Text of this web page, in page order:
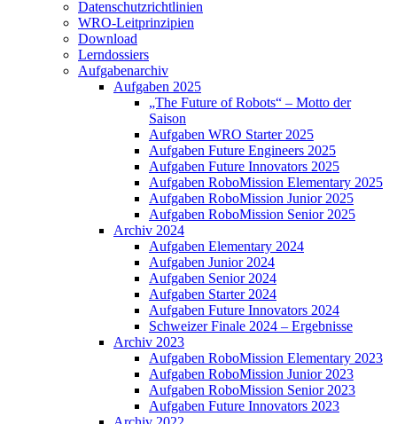
Datenschutzrichtlinien
WRO-Leitprinzipien
Download
Lerndossiers
Aufgabenarchiv
Aufgaben 2025
„The Future of Robots“ – Motto der
Saison
Aufgaben WRO Starter 2025
Aufgaben Future Engineers 2025
Aufgaben Future Innovators 2025
Aufgaben RoboMission Elementary 2025
Aufgaben RoboMission Junior 2025
Aufgaben RoboMission Senior 2025
Archiv 2024
Aufgaben Elementary 2024
Aufgaben Junior 2024
Aufgaben Senior 2024
Aufgaben Starter 2024
Aufgaben Future Innovators 2024
Schweizer Finale 2024 – Ergebnisse
Archiv 2023
Aufgaben RoboMission Elementary 2023
Aufgaben RoboMission Junior 2023
Aufgaben RoboMission Senior 2023
Aufgaben Future Innovators 2023